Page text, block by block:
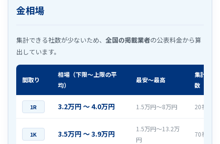
金相場
集計できる社数が少ないため、 全国の掲載業者の公表料金から算
出しています。
間取り
相場（下限〜上限の平
均）
最安〜最高
集計社
数
1R 3.2万円 〜 4.0万円 1.5万円〜8万円 20社
1K 3.5万円 〜 3.9万円
1.5万円〜13.2万
円
70社